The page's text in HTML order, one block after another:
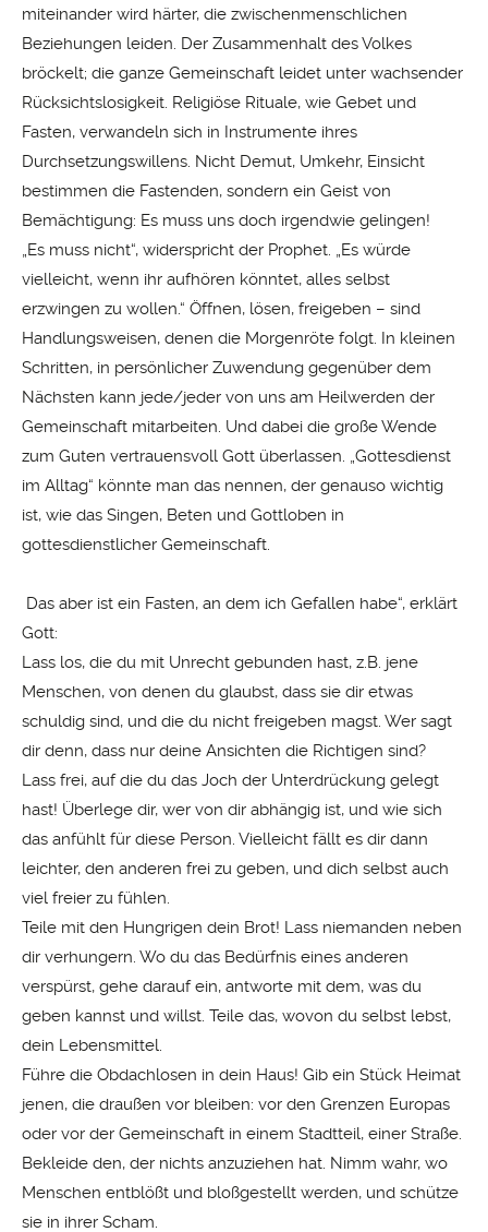
miteinander wird härter, die zwischenmenschlichen
Beziehungen leiden. Der Zusammenhalt des Volkes
bröckelt; die ganze Gemeinschaft leidet unter wachsender
Rücksichtslosigkeit. Religiöse Rituale, wie Gebet und
Fasten, verwandeln sich in Instrumente ihres
Durchsetzungswillens. Nicht Demut, Umkehr, Einsicht
bestimmen die Fastenden, sondern ein Geist von
Bemächtigung: Es muss uns doch irgendwie gelingen!
„Es muss nicht“, widerspricht der Prophet. „Es würde
vielleicht, wenn ihr aufhören könntet, alles selbst
erzwingen zu wollen.“ Öffnen, lösen, freigeben – sind
Handlungsweisen, denen die Morgenröte folgt. In kleinen
Schritten, in persönlicher Zuwendung gegenüber dem
Nächsten kann jede/jeder von uns am Heilwerden der
Gemeinschaft mitarbeiten. Und dabei die große Wende
zum Guten vertrauensvoll Gott überlassen. „Gottesdienst
im Alltag“ könnte man das nennen, der genauso wichtig
ist, wie das Singen, Beten und Gottloben in
gottesdienstlicher Gemeinschaft.
Das aber ist ein Fasten, an dem ich Gefallen habe“, erklärt
Gott:
Lass los, die du mit Unrecht gebunden hast, z.B. jene
Menschen, von denen du glaubst, dass sie dir etwas
schuldig sind, und die du nicht freigeben magst. Wer sagt
dir denn, dass nur deine Ansichten die Richtigen sind?
Lass frei, auf die du das Joch der Unterdrückung gelegt
hast! Überlege dir, wer von dir abhängig ist, und wie sich
das anfühlt für diese Person. Vielleicht fällt es dir dann
leichter, den anderen frei zu geben, und dich selbst auch
viel freier zu fühlen.
Teile mit den Hungrigen dein Brot! Lass niemanden neben
dir verhungern. Wo du das Bedürfnis eines anderen
verspürst, gehe darauf ein, antworte mit dem, was du
geben kannst und willst. Teile das, wovon du selbst lebst,
dein Lebensmittel.
Führe die Ob­dachlosen in dein Haus! Gib ein Stück Heimat
jenen, die draußen vor bleiben: vor den Grenzen Europas
oder vor der Gemeinschaft in einem Stadtteil, einer Straße.
Bekleide den, der nichts anzuziehen hat. Nimm wahr, wo
Menschen entblößt und bloßgestellt werden, und schütze
sie in ihrer Scham.